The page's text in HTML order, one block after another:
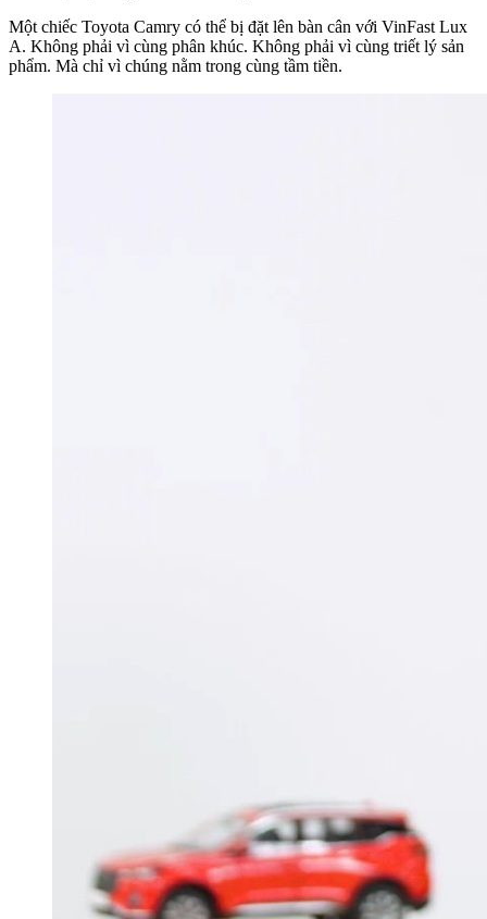
Một chiếc Toyota Camry có thể bị đặt lên bàn cân với VinFast Lux
A. Không phải vì cùng phân khúc. Không phải vì cùng triết lý sản
phẩm. Mà chỉ vì chúng nằm trong cùng tầm tiền.